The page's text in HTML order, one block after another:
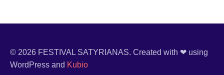
© 2026 FESTIVAL SATYRIANAS. Created with ❤ using
WordPress and Kubio